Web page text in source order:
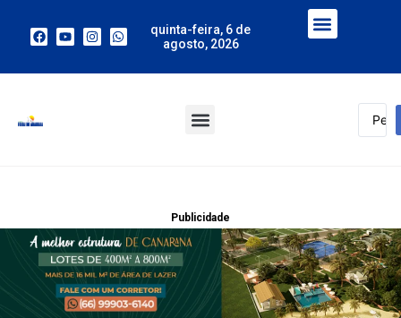
quinta-feira, 6 de
agosto, 2026
Publicidade